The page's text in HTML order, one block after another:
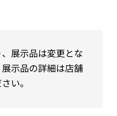
展示品は変更とな
示品の詳細は店舗
い。